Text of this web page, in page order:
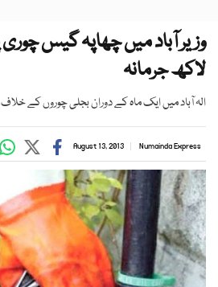
لاکھ جرمانہ
الہ آباد میں ایک ماہ کے دوران بجلی چوروں کے خلاف324 ایف آئی آرز درج کی گئیں
Numainda Express
August 13, 2013